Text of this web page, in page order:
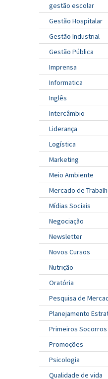
gestão escolar
Gestão Hospitalar
Gestão Industrial
Gestão Pública
Imprensa
Informatica
Inglês
Intercâmbio
Liderança
Logística
Marketing
Meio Ambiente
Mercado de
Mídias Sociais
Negociação
Newsletter
Novos Cursos
Nutrição
Oratória
Pesquisa de
Planejamento
Primeiros Socorros
Promoções
Psicologia
Qualidade de vida